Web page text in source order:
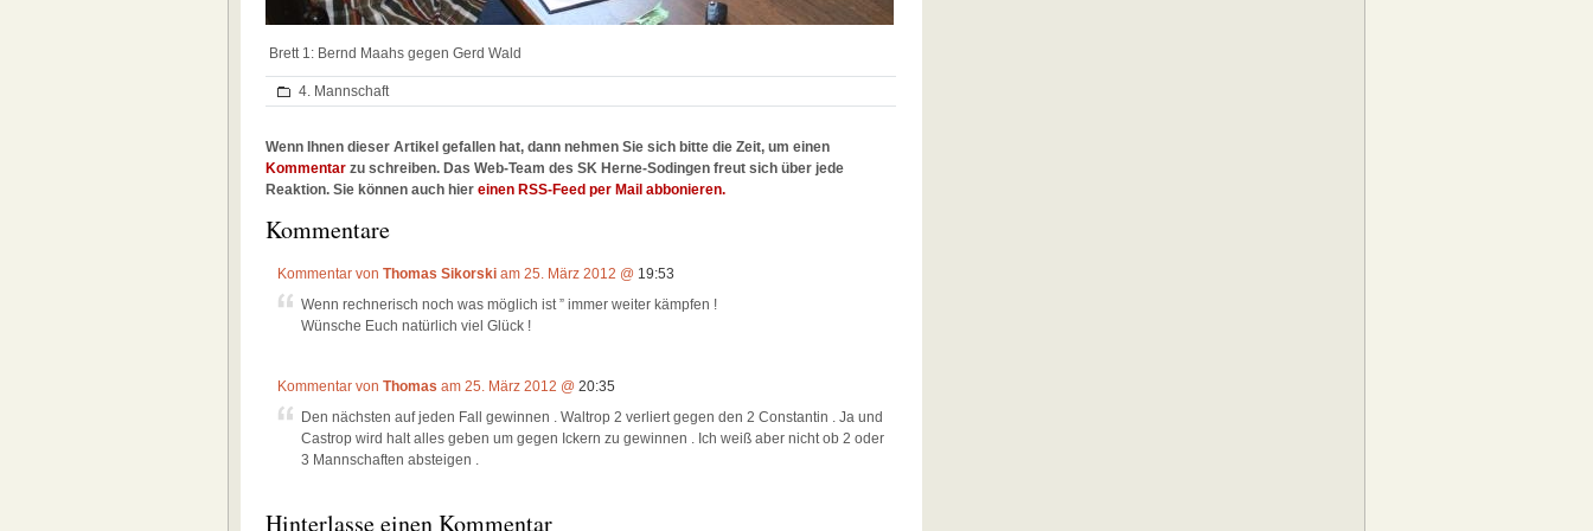
Brett 1: Bernd Maahs gegen Gerd Wald
4. Mannschaft
Wenn Ihnen dieser Artikel gefallen hat, dann nehmen Sie sich bitte die Zeit, um einen
Kommentar zu schreiben. Das Web-Team des SK Herne-Sodingen freut sich über jede
Reaktion. Sie können auch hier einen RSS-Feed per Mail abbonieren.
Kommentare
Kommentar von Thomas Sikorski am 25. März 2012 @ 19:53
Wenn rechnerisch noch was möglich ist ” immer weiter kämpfen !
Wünsche Euch natürlich viel Glück !
Kommentar von Thomas am 25. März 2012 @ 20:35
Den nächsten auf jeden Fall gewinnen . Waltrop 2 verliert gegen den 2 Constantin . Ja und
Castrop wird halt alles geben um gegen Ickern zu gewinnen . Ich weiß aber nicht ob 2 oder
3 Mannschaften absteigen .
Hinterlasse einen Kommentar